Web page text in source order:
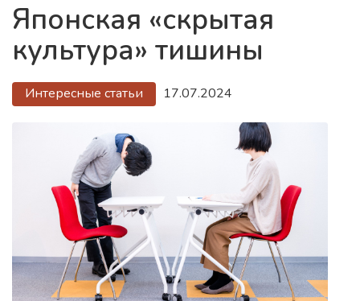
Японская «скрытая
культура» тишины
Интересные статьи 17.07.2024